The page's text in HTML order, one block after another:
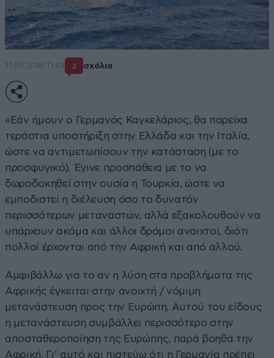
11·05·2018 11:43 2 σχόλια
«Εάν ήμουν ο Γερμανός Καγκελάριος, θα παρείχα
τεράστια υποστήριξη στην Ελλάδα και την Ιταλία,
ώστε να αντιμετωπίσουν την κατάσταση (με το
προσφυγικό). Έγινε προσπάθεια με το να
δωροδοκηθεί στην ουσία η Τουρκία, ώστε να
εμποδιστεί η διέλευση όσο το δυνατόν
περισσότερων μεταναστών, αλλά εξακολουθούν να
υπάρχουν ακόμα και άλλοι δρόμοι ανοιχτοί, διότι
πολλοί έρχονται από την Αφρική και από αλλού.
Αμφιβάλλω για το αν η λύση στα προβλήματα της
Αφρικής έγκειται στην ανοιχτή / νόμιμη
μετανάστευση προς την Ευρώπη. Αυτού του είδους
η μετανάστευση συμβάλλει περισσότερο στην
αποσταθεροποίηση της Ευρώπης, παρά βοηθά την
Αφρική. Γι’ αυτό και πιστεύω ότι η Γερμανία πρέπει